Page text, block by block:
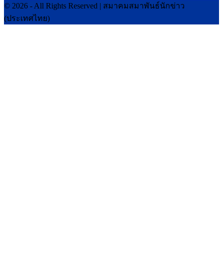
© 2026 - All Rights Reserved | สมาคมสมาพันธ์นักข่าว
(ประเทศไทย)